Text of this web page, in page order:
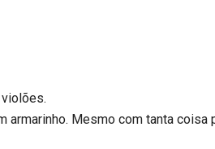
armarinho. Mesmo com tanta coisa